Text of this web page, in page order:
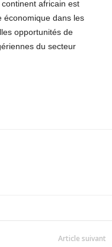
africain est
économique dans les
opportunités de
du secteur
Article suivant